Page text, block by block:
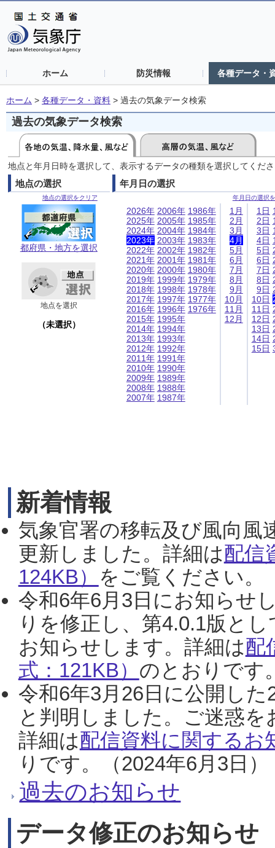
ホーム 防災情報 各種データ・
ホーム > 各種データ・資料 > 過去の気象データ検索
過去の気象データ検索
地点と年月日時を選択して、表示するデータの種類を選択してくだ
地点の選択
地点の選択をクリア
都府県・地方を選択
地点を選択
（未選択）
年月日の選択
年月日の選択
2026年
2025年
2024年
2023年
2022年
2021年
2020年
2019年
2018年
2017年
2016年
2015年
2014年
2013年
2012年
2011年
2010年
2009年
2008年
2007年
2006年
2005年
2004年
2003年
2002年
2001年
2000年
1999年
1998年
1997年
1996年
1995年
1994年
1993年
1992年
1991年
1990年
1989年
1988年
1987年
1986年
1985年
1984年
1983年
1982年
1981年
1980年
1979年
1978年
1977年
1976年
1月
2月
3月
4月
5月
6月
7月
8月
9月
10月
11月
12月
1日
2日
3日
4日
5日
6日
7日
8日
9日
10日
11日
12日
13日
14日
15日
新着情報
気象官署の移転及び風向風
更新しました。詳細は配信
124KB） をご覧ください。
令和6年6月3日にお知らせ
りを修正し、第4.0.1版と
お知らせします。詳細は配
式：121KB） のとおりです
令和6年3月26日に公開し
と判明しました。ご迷惑
詳細は配信資料に関するお
りです。（2024年6月3日）
過去のお知らせ
データ修正のお知らせ